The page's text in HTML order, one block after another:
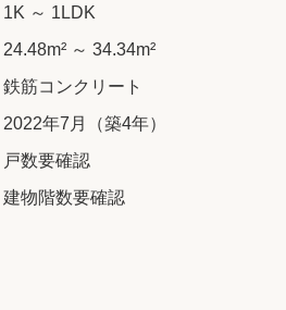
1K ～ 1LDK
24.48m² ～ 34.34m²
鉄筋コンクリート
2022年7月（築4年）
戸数要確認
建物階数要確認